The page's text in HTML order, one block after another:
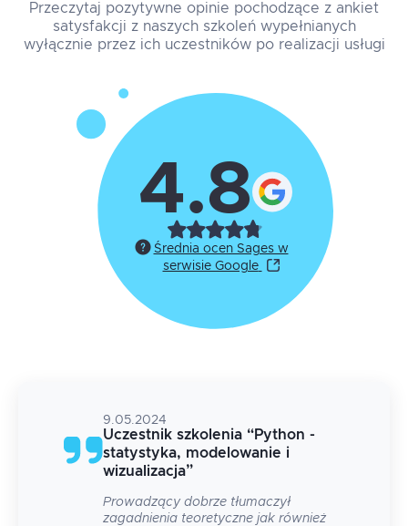
Przeczytaj pozytywne opinie pochodzące z ankiet
satysfakcji z naszych szkoleń wypełnianych
wyłącznie przez ich uczestników po realizacji usługi
4.8
Średnia ocen Sages w
serwisie Google
9.05.2024
Uczestnik szkolenia “Python -
statystyka, modelowanie i
wizualizacja”
Prowadzący dobrze tłumaczył
zagadnienia teoretyczne jak również